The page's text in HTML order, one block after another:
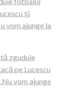
și
vom ajunge la
zguduie
pe Lucescu
vom ajunge